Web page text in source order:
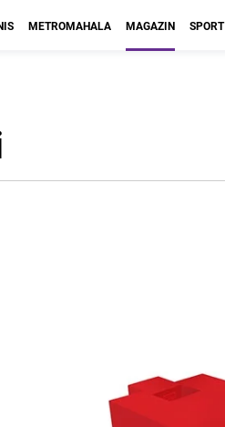
METROMAHALA MAGAZIN SPORT